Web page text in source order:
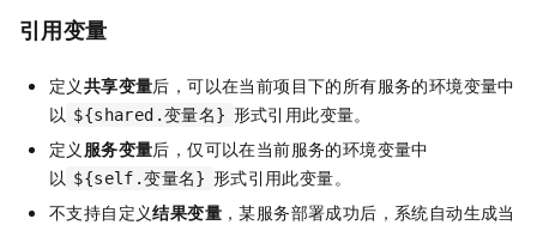
引用变量
定义共享变量后，可以在当前项目下的所有服务的环境变量中
以 ${shared.变量名} 形式引用此变量。
定义 服务变量后，仅可以在当前服务的环境变量中
以 ${self.变量名} 形式引用此变量。
不支持自定义结果变量 ，某服务部署成功后，系统自动生成当